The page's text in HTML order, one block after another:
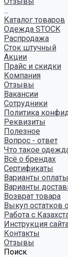
...
Каталог товаров
Одежда STOCK
Распродажа
Сток штучный
Акции
Прайс и скидки
Компания
Отзывы
Вакансии
Сотрудники
Политика
Реквизиты
Полезное
Вопрос - ответ
Что такое
Всё о брендах
Сертификаты
Варианты оплаты
Варианты
Возврат товара
Выкуп остатков
Работа с
Инструкция
Контакты
Отзывы
Поиск